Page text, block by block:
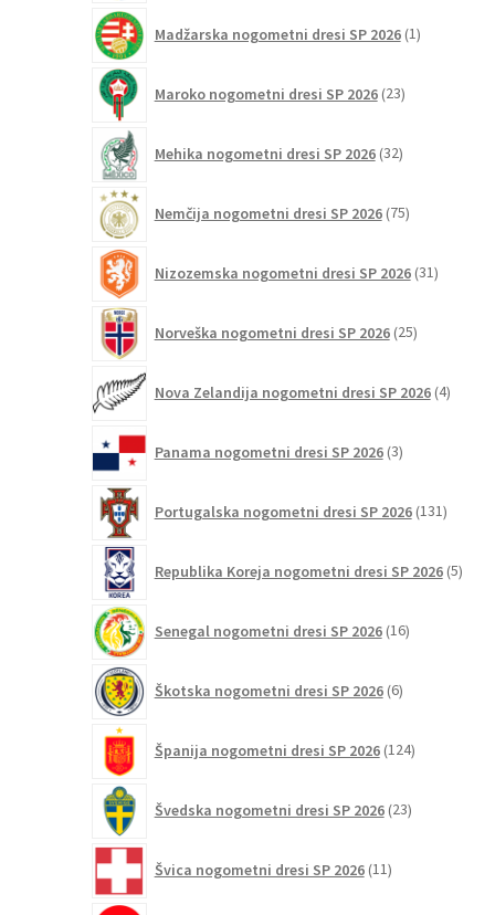
Madžarska nogometni dresi SP 2026 1izdelek
Maroko nogometni dresi SP 2026 23izdelkov
Mehika nogometni dresi SP 2026 32izdelkov
Nemčija nogometni dresi SP 2026 75izdelkov
Nizozemska nogometni dresi SP 2026 31izdelkov
Norveška nogometni dresi SP 2026 25izdelkov
Nova Zelandija nogometni dresi SP 2026 4izdelki
Panama nogometni dresi SP 2026 3izdelki
Portugalska nogometni dresi SP 2026 131
Republika Koreja nogometni dresi SP 2026 5
Senegal nogometni dresi SP 2026 16izdelkov
Škotska nogometni dresi SP 2026 6izdelkov
Španija nogometni dresi SP 2026 124izdelkov
Švedska nogometni dresi SP 2026 23izdelkov
Švica nogometni dresi SP 2026 11izdelkov